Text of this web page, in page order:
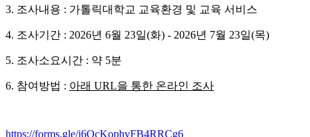
3. 조사내용 : 가톨릭대학교 교육환경 및 교육 서비스
4. 조사기간 : 2026년 6월 23일(화) - 2026년 7월 23일(목)
5. 조사소요시간 : 약 5분
6. 참여방법 : 아래 URL을 통한 온라인 조사
https://forms.gle/i6QcKophvFB4RRCg6